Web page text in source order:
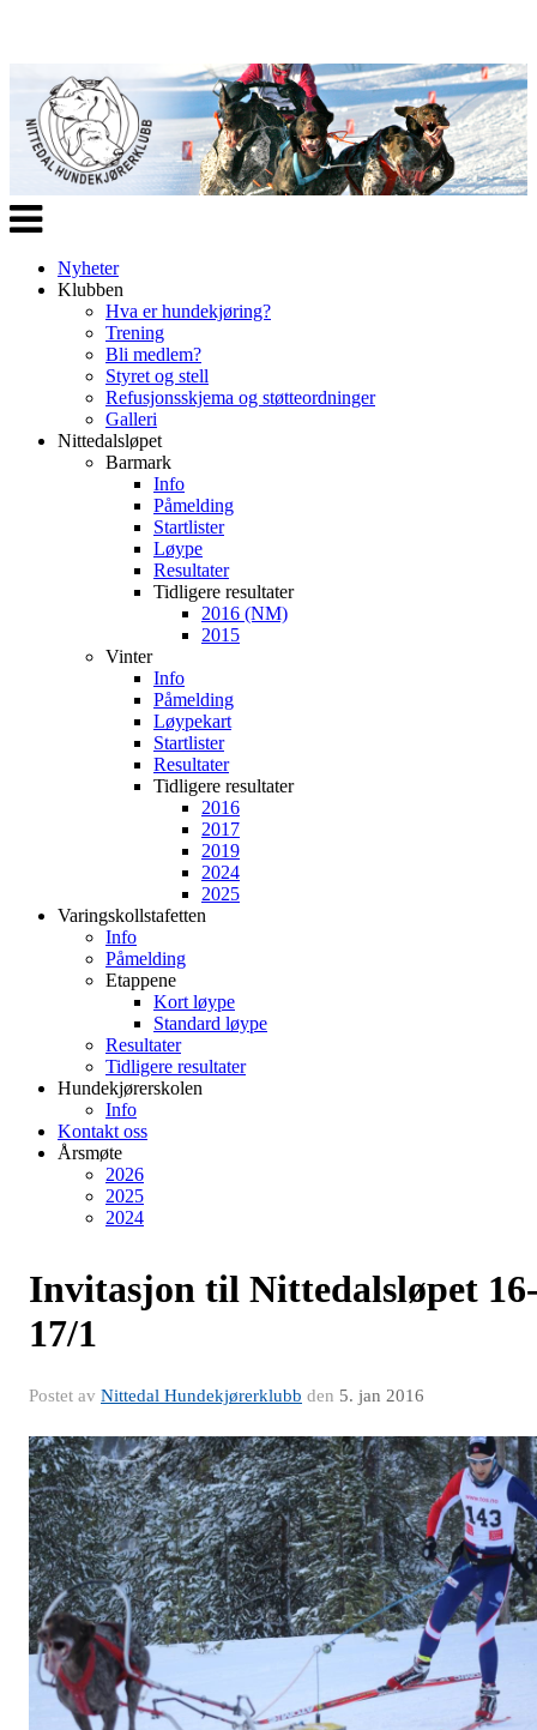
Veksle
navigasjon
Nyheter
Klubben
Hva er hundekjøring?
Trening
Bli medlem?
Styret og stell
Refusjonsskjema og støtteordninger
Galleri
Nittedalsløpet
Barmark
Info
Påmelding
Startlister
Løype
Resultater
Tidligere resultater
2016 (NM)
2015
Vinter
Info
Påmelding
Løypekart
Startlister
Resultater
Tidligere resultater
2016
2017
2019
2024
2025
Varingskollstafetten
Info
Påmelding
Etappene
Kort løype
Standard løype
Resultater
Tidligere resultater
Hundekjørerskolen
Info
Kontakt oss
Årsmøte
2026
2025
2024
Invitasjon til Nittedalsløpet
17/1
Postet av Nittedal Hundekjørerklubb den 5. jan 2016